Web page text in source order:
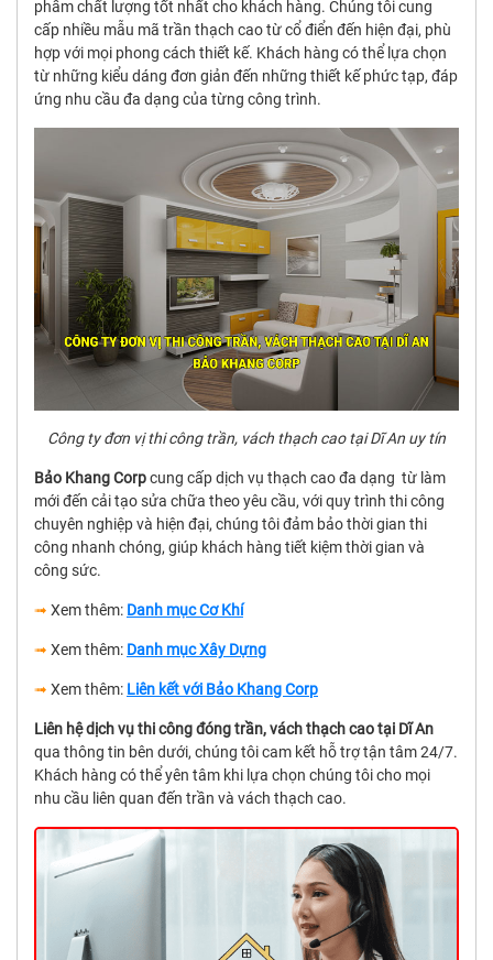
phẩm chất lượng tốt nhất cho khách hàng. Chúng tôi cung
cấp nhiều mẫu mã trần thạch cao từ cổ điển đến hiện đại, phù
hợp với mọi phong cách thiết kế. Khách hàng có thể lựa chọn
từ những kiểu dáng đơn giản đến những thiết kế phức tạp, đáp
ứng nhu cầu đa dạng của từng công trình.
Công ty đơn vị thi công trần, vách thạch cao tại Dĩ An uy tín
Bảo Khang Corpcung cấp dịch vụ thạch cao đa dạng từ làm
mới đến cải tạo sửa chữa theo yêu cầu, với quy trình thi công
chuyên nghiệp và hiện đại, chúng tôi đảm bảo thời gian thi
công nhanh chóng, giúp khách hàng tiết kiệm thời gian và
công sức.
➟ Xem thêm: Danh mục Cơ Khí
➟ Xem thêm: Danh mục Xây Dựng
➟ Xem thêm: Liên kết với Bảo Khang Corp
Liên hệ dịch vụ thi công đóng trần, vách thạch cao tại Dĩ An
qua thông tin bên dưới, chúng tôi cam kết hỗ trợ tận tâm 24/7.
Khách hàng có thể yên tâm khi lựa chọn chúng tôi cho mọi
nhu cầu liên quan đến trần và vách thạch cao.